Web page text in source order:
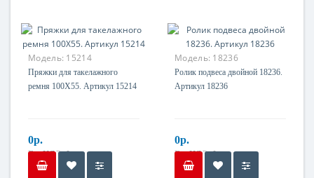
Модель: 15214
Пряжки для такелажного
ремня 100X55. Артикул 15214
0р.
Без НДС: 0р.
Модель: 18236
Ролик подвеса двойной 18236.
Артикул 18236
0р.
Без НДС: 0р.